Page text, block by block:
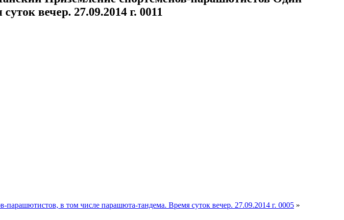
вечер. 27.09.2014 г. 0011
в том числе парашюта-тандема. Время суток вечер. 27.09.2014 г. 0005 »